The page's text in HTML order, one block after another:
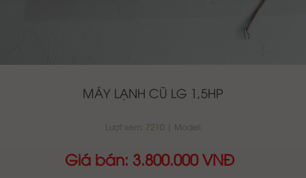
MÁY LẠNH CŨ LG 1,5HP
Lượt xem: 7210 | Model:
Giá bán: 3.800.000 VNĐ